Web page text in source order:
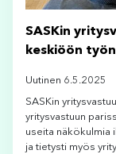
SASKin
keskiöön
Uutinen 6.5.2025
SASKin
yritysvastuun
useita näkökulmia
ja tietysti myös